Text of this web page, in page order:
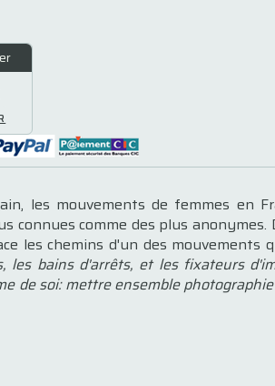
les mouvements de femmes en
comme des plus anonymes.
les chemins d'un des mouvements
les bains d'arrêts, et les fixateurs
de soi: mettre ensemble